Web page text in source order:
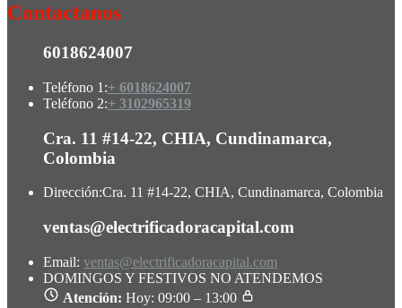
Contactanos
6018624007
Teléfono 1:+ 6018624007
Teléfono 2:+ 3102965319
Cra. 11 #14-22, CHIA, Cundinamarca,
Colombia
Dirección:Cra. 11 #14-22, CHIA, Cundinamarca, Colombia
ventas@electrificadoracapital.com
Email: ventas@electrificadoracapital.com
DOMINGOS Y FESTIVOS NO ATENDEMOS
Atención: Hoy: 09:00 – 13:00